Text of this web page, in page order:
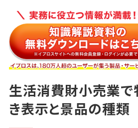
生活消費財小売業で
き表示と景品の種類